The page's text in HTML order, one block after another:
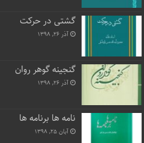
گشتی در حرکت
آذر ۲۶, ۱۳۹۸
گنجینه گوهر روان
آذر ۲۶, ۱۳۹۸
نامه ها برنامه ها
آبان ۲۵, ۱۳۹۸